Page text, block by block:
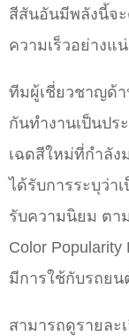
สีสันอันมีพลังนี้จ
ความเร็วอย่างแ
ทีมผู้เชี่ยวชาญด้
กันทำงานเป็นปร
เฉดสีใหม่ที่กำลัง
ได้รับการระบุว่า
รับความนิยม ตา
Color
มีการใช้กับรถย
สามารถดูรายละ